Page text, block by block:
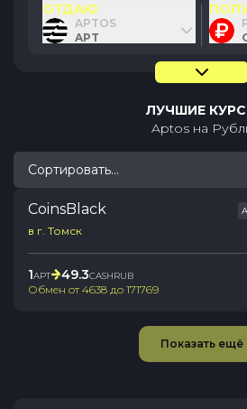
ОТДАЮ
APTOS
APT
ЛУЧШИЕ
Aptosна
Сортировать...
CoinsBlack
в г. Томск
1APT 49.3CASHRUB
Обмен от4638 до 171769
Показать ещё